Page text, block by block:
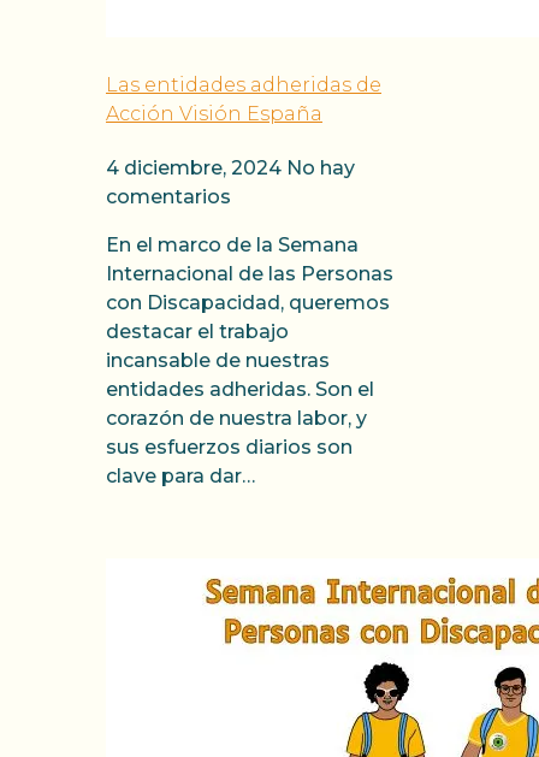
Las entidades adheridas de
Acción Visión España
4 diciembre, 2024 No hay
comentarios
En el marco de la Semana
Internacional de las Personas
con Discapacidad, queremos
destacar el trabajo
incansable de nuestras
entidades adheridas. Son el
corazón de nuestra labor, y
sus esfuerzos diarios son
clave para dar…